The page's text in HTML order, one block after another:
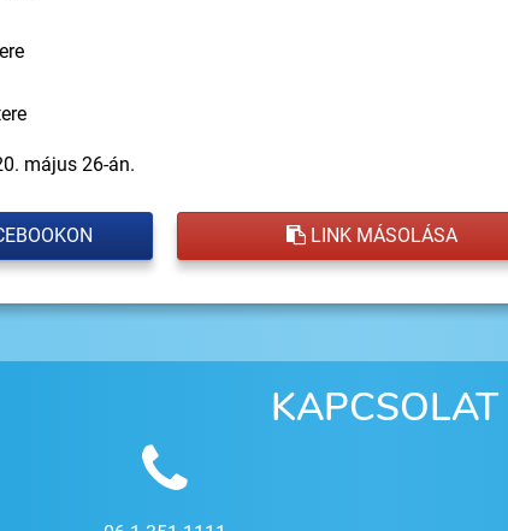
május 26-án.
LINK MÁSOLÁSA
KAPCSOLAT